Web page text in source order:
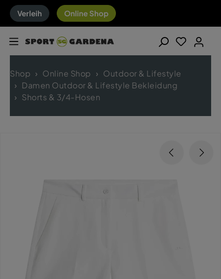
Verleih Online Shop
Shop Online Shop
Outdoor & Lifestyle
Damen Outdoor & Lifestyle Bekleidung
Shorts & 3/4-Hosen